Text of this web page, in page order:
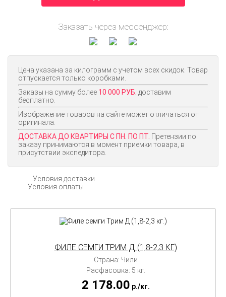
Заказать через мессенджер:
Цена указана за килограмм с учетом всех скидок. Товар
отпускается только коробками.
Заказы на сумму более 10 000 РУБ. доставим
бесплатно.
Изображение товаров на сайте может отличаться от
оригинала.
ДОСТАВКА ДО КВАРТИРЫ С ПН. ПО ПТ. Претензии по
заказу принимаются в момент приемки товара, в
присутствии экспедитора.
Условия доставки
Условия оплаты
ФИЛЕ СЕМГИ ТРИМ Д (1,8-2,3 КГ.)
Страна: Чили
Расфасовка: 5 кг.
2 178.00 p./кг.